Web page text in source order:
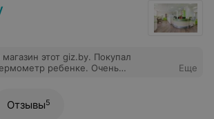
этот giz.by. Покупал
ребенкe. Очень
объяснил (звонил в другой
читайте описание на сайте !
с чеком (!) и гарантийным
Еще
Отзывы5